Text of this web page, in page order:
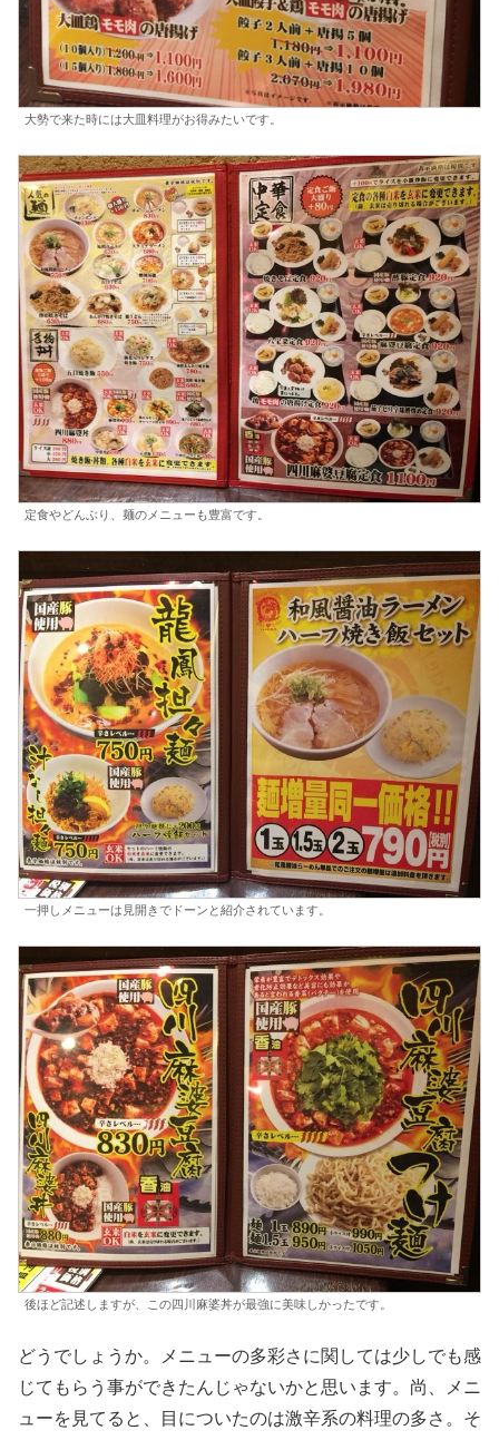
大勢で来た時には大皿料理がお得みたいです。
定食やどんぶり、麺のメニューも豊富です。
一押しメニューは見開きでドーンと紹介されています。
後ほど記述しますが、この四川麻婆丼が最強に美味しかったです。
どうでしょうか。メニューの多彩さに関しては少しでも感
じてもらう事ができたんじゃないかと思います。尚、メニ
ューを見てると、目についたのは激辛系の料理の多さ。そ